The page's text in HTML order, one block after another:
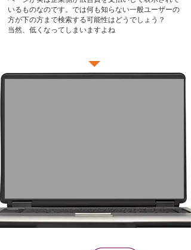
いるものなのです。では何も知らない一般ユーザーの
方が下の方まで検索する可能性はどうでしょう？
​当然、低くなってしまいますよね